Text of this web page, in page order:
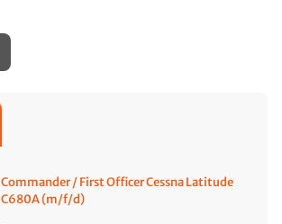
Commander / First Officer Cessna Latitude
C680A (m/f/d)